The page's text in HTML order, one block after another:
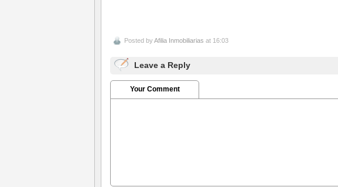
Posted byAfilia Inmobiliarias at 16:03
Leave a Reply
Your Comment